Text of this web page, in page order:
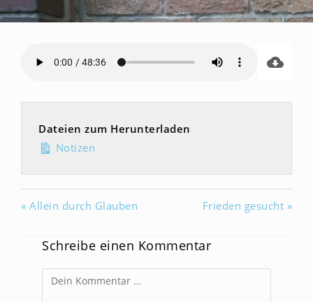
Dateien zum Herunterladen
Notizen
« Allein durch Glauben Frieden gesucht »
Schreibe einen Kommentar
Kommentar